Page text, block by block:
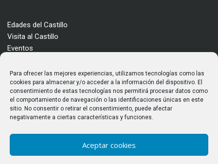
Para ofrecer las mejores experiencias, utilizamos tecnologías como las
cookies para almacenar y/o acceder a la información del dispositivo. El
consentimiento de estas tecnologías nos permitirá procesar datos como
el comportamiento de navegación o las identificaciones únicas en este
sitio. No consentir o retirar el consentimiento, puede afectar
negativamente a ciertas características y funciones.
Aceptar cookies
Edades del Castillo
Visita al Castillo
Eventos
Enclave
Más información
Consultas
Horarios y tarifas